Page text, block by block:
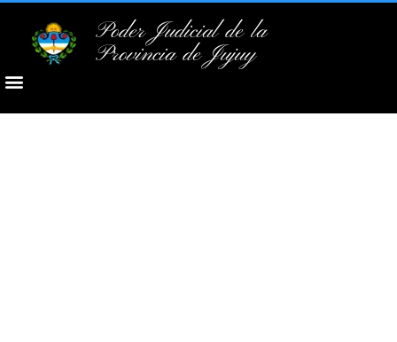
Poder Judicial de la
Provincia de Jujuy